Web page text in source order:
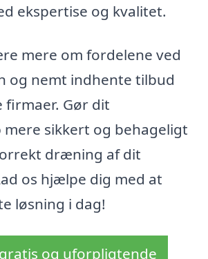
ekspertise og kvalitet.
mere om fordelene ved
og nemt indhente tilbud
firmaer. Gør dit
mere sikkert og behageligt
dræning af dit
os hjælpe dig med at
løsning i dag!
og uforpligtende